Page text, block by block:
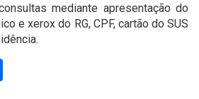
mediante apresentação do
e xerox do RG, CPF, cartão do SUS